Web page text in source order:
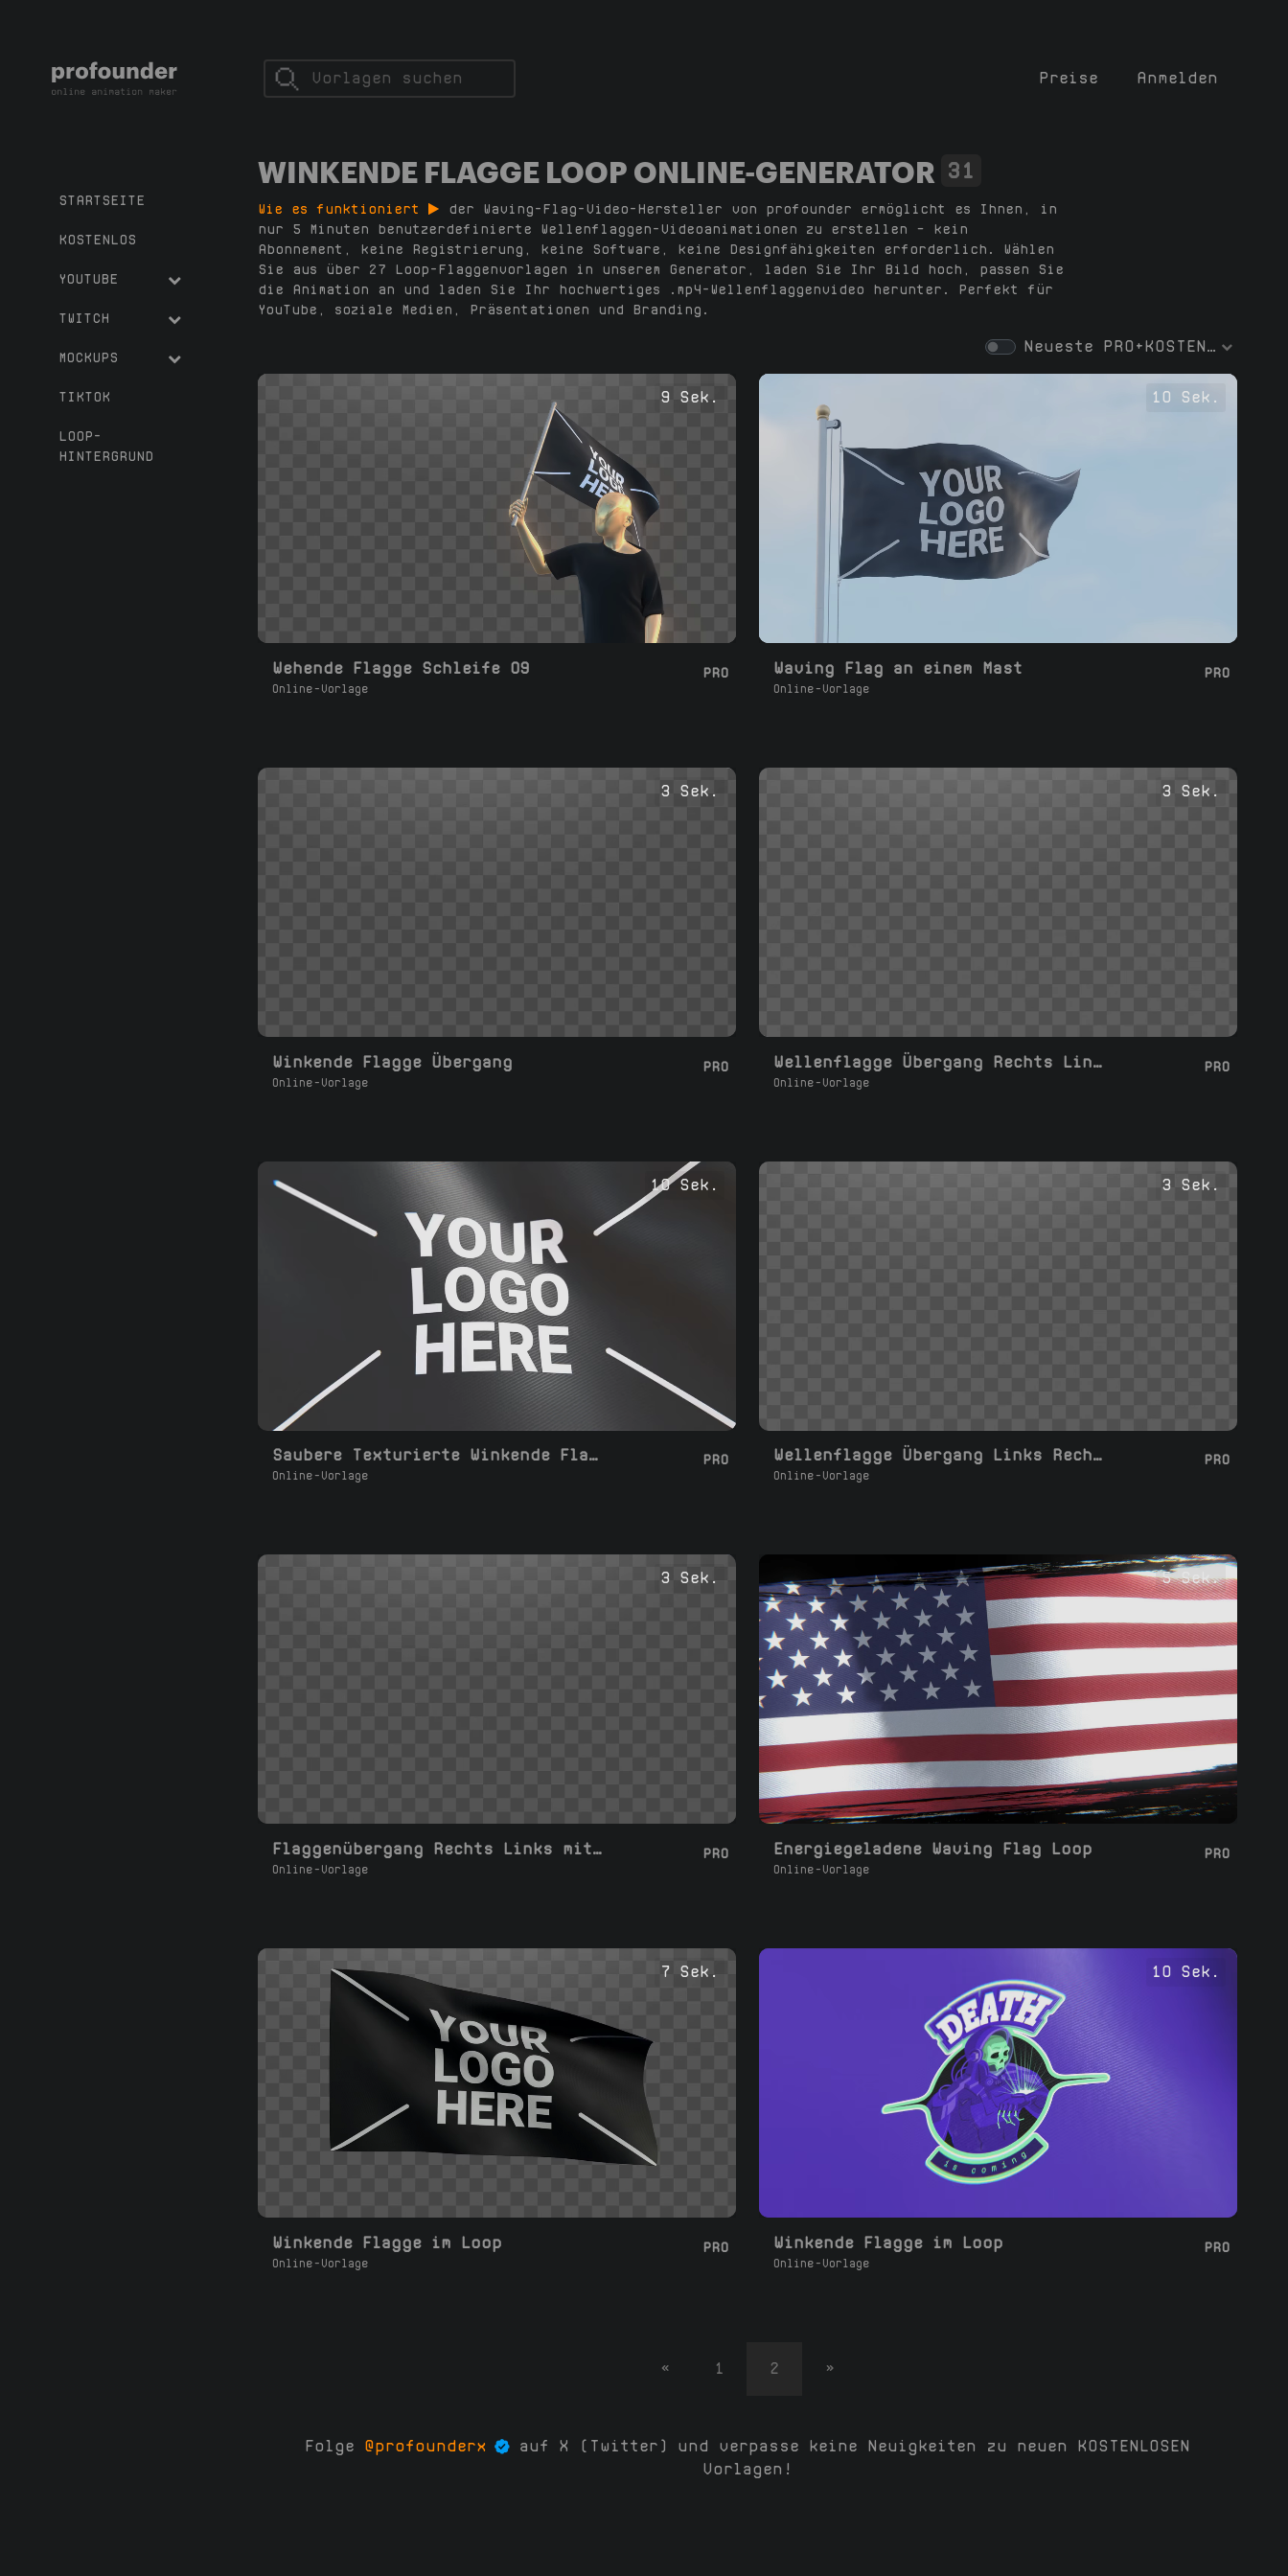
Preise Anmelden
STARTSEITE
KOSTENLOS
YOUTUBE
TWITCH
MOCKUPS
TIKTOK
LOOP-
HINTERGRUND
WINKENDE FLAGGE LOOP ONLINE-GENERATOR 31
Wie es funktioniert
der Waving-Flag-Video-Hersteller von profounder ermöglicht es Ihnen, in
nur 5 Minuten benutzerdefinierte Wellenflaggen-Videoanimationen zu erstellen – kein
Abonnement, keine Registrierung, keine Software, keine Designfähigkeiten erforderlich. Wählen
Sie aus über 27 Loop-Flaggenvorlagen in unserem Generator, laden Sie Ihr Bild hoch, passen Sie
die Animation an und laden Sie Ihr hochwertiges .mp4-Wellenflaggenvideo herunter. Perfekt für
YouTube, soziale Medien, Präsentationen und Branding.
Neueste PRO+KOSTENLOS
9 Sek.
Wehende Flagge Schleife 09
Online-Vorlage
PRO
10 Sek.
Waving Flag an einem Mast
Online-Vorlage
PRO
3 Sek.
Winkende Flagge Übergang
Online-Vorlage
PRO
3 Sek.
Wellenflagge Übergang Rechts Links
Online-Vorlage
PRO
10 Sek.
Saubere Texturierte Winkende Flagge Loop
Online-Vorlage
PRO
3 Sek.
Wellenflagge Übergang Links Rechts
Online-Vorlage
PRO
3 Sek.
Flaggenübergang Rechts Links mit Rotation
Online-Vorlage
PRO
5 Sek.
Energiegeladene Waving Flag Loop
Online-Vorlage
PRO
7 Sek.
Winkende Flagge im Loop
Online-Vorlage
PRO
10 Sek.
Winkende Flagge im Loop
Online-Vorlage
PRO
« 1 2 »
Folge @profounderx
auf X (Twitter) und verpasse keine Neuigkeiten zu neuen KOSTENLOSEN
Vorlagen!